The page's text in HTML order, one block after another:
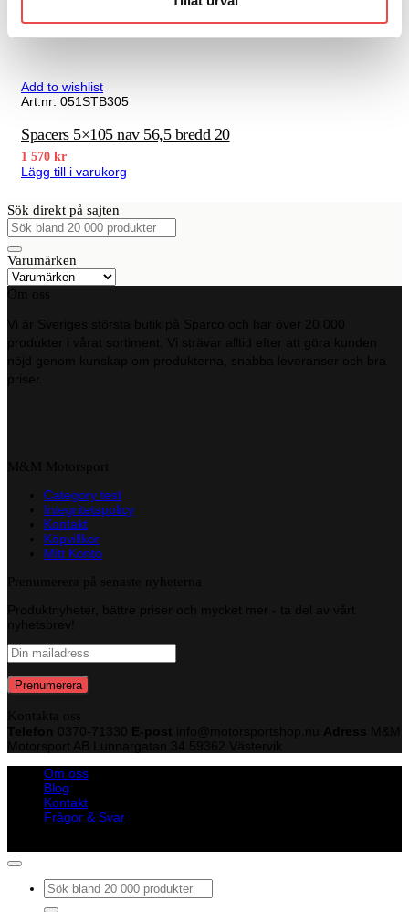
Add to wishlist
Art.nr: 051STB305
Spacers 5×105 nav 56,5 bredd 20
1 570 kr
Lägg till i varukorg
Sök direkt på sajten
Sök
efter:
Varumärken
Category test
Integritetspolicy
Kontakt
Köpvillkor
Mitt Konto
Om oss
Blog
Kontakt
Frågor & Svar
Sök
efter: